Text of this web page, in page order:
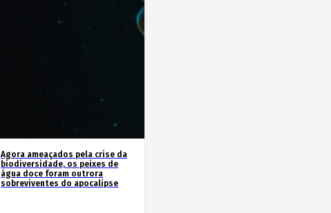
Agora ameaçados pela crise da
biodiversidade, os peixes de
água doce foram outrora
sobreviventes do apocalipse